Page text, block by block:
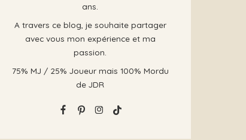
ans.
A travers ce blog, je souhaite partager
avec vous mon expérience et ma
passion.
75% MJ / 25% Joueur mais 100% Mordu
de JDR